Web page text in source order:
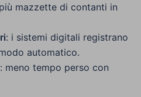
mazzette di contanti in
: i sistemi digitali registrano
automatico.
: meno tempo perso con